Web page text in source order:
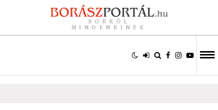
BORRÓL
MINDENKINEK